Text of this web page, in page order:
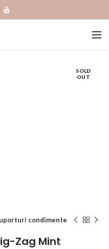
SOLD
OUT
condimente
Zag Mint